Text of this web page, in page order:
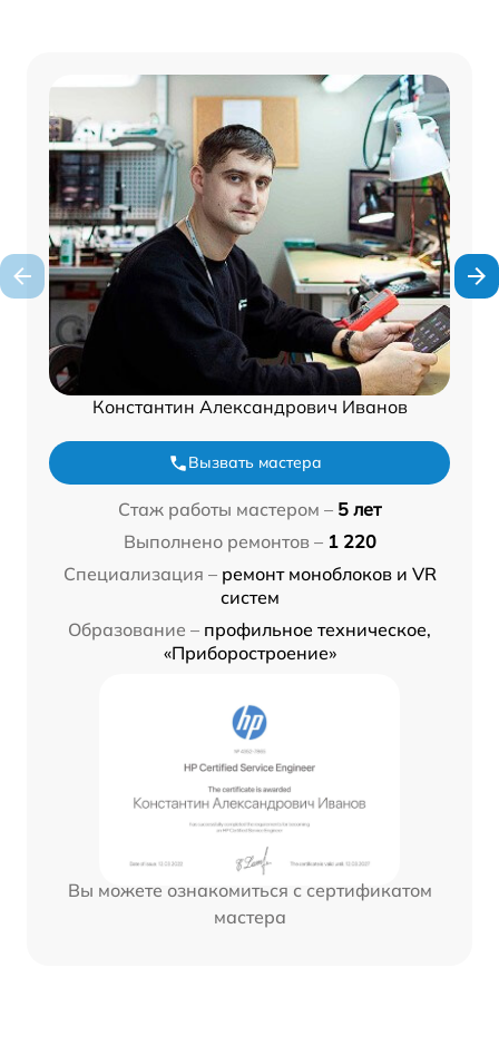
Константин Александрович Иванов
Вызвать мастера
Стаж работы мастером – 5 лет
Выполнено ремонтов – 1 220
Специализация – ремонт моноблоков и VR
систем
Образование – профильное техническое,
«Приборостроение»
Вы можете ознакомиться с сертификатом
мастера